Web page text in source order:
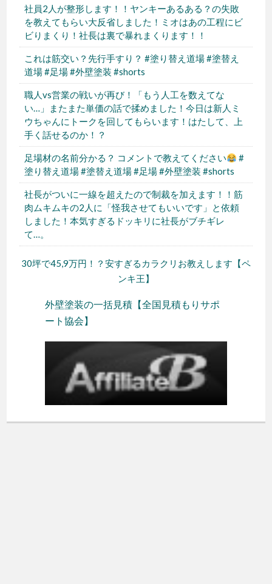
社員2人が整形します！！ヤンキーあるある？の失敗
を教えてもらい大反省しました！ミオはあの工程にビ
ビりまくり！社長は裏で暴れまくります！！
これは筋交い？先行手すり？ #塗り替え道場 #塗替え
道場 #足場 #外壁塗装 #shorts
職人vs営業の戦いが再び！「もう人工を数えてな
い…」またまた単価の話で揉めました！今日は新人ミ
ウちゃんにトークを回してもらいます！はたして、上
手く話せるのか！？
足場材の名前分かる？ コメントで教えてください
#
塗り替え道場 #塗替え道場 #足場 #外壁塗装 #shorts
社長がついに一線を超えたので制裁を加えます！！筋
肉ムキムキの2人に「怪我させてもいいです」と依頼
しました！本気すぎるドッキリに社長がブチギレ
て…。
30坪で45,9万円！？安すぎるカラクリお教えします【ペ
ンキ王】
外壁塗装の一括見積【全国見積もりサポ
ート協会】